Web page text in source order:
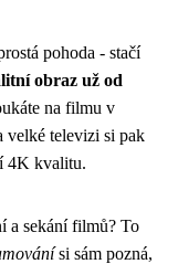
pohoda - stačí
obraz už od
na filmu v
velké televizi si pak
4K kvalitu.
a sekání filmů? To
si sám pozná,